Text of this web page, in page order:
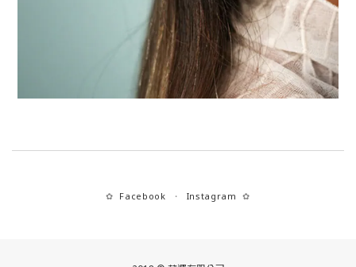
✿ Facebook ・ Instagram ✿